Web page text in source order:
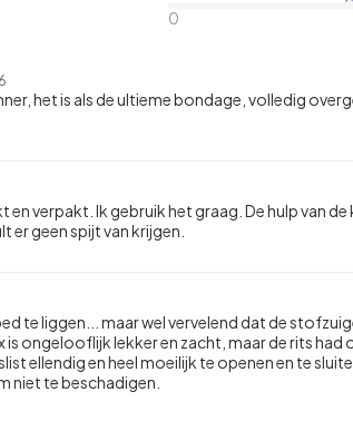
0
het is als de ultieme bondage, volledig
verpakt. Ik gebruik het graag. De hulp van
er geen spijt van krijgen.
te liggen... maar wel vervelend dat de
is ongelooflijk lekker en zacht, maar de rits
ellendig en heel moeilijk te openen en te
niet te beschadigen.